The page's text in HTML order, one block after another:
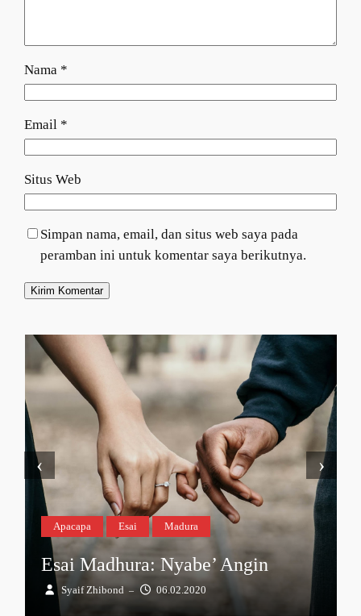
Nama *
Email *
Situs Web
Simpan nama, email, dan situs web saya pada
peramban ini untuk komentar saya berikutnya.
Apacapa Esai Madura
Esai Madhura: Nyabe’ Angin
Syaif Zhibond – 06.02.2020
‹ ›